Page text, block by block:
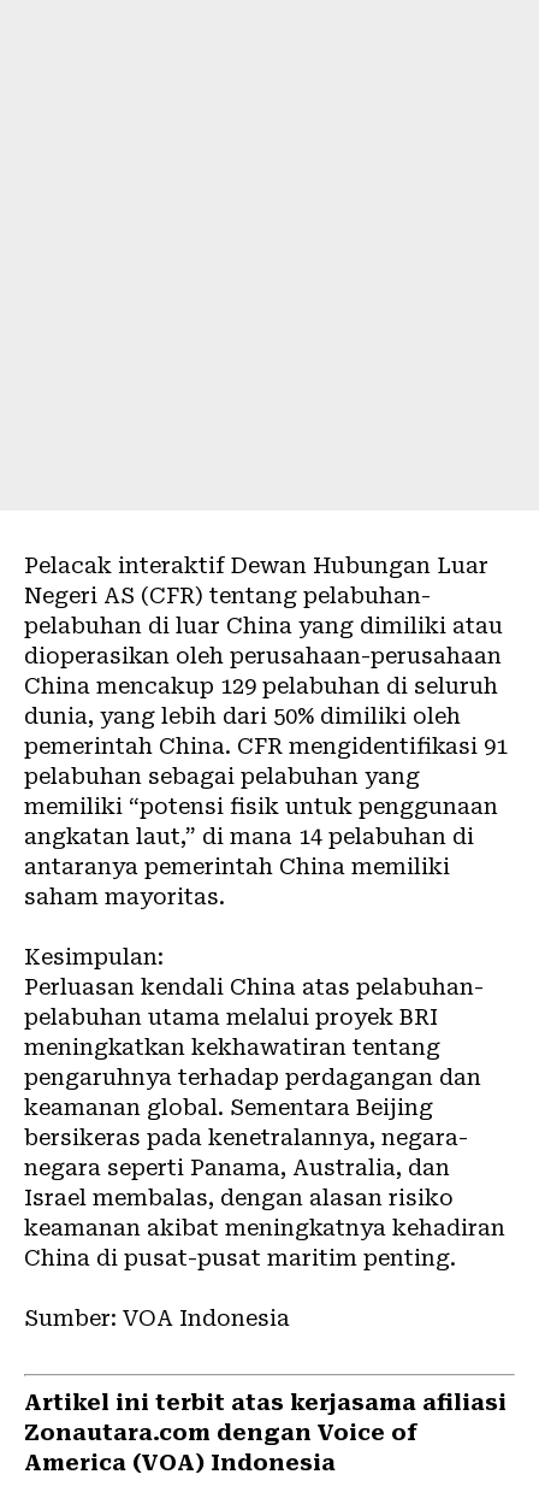
Pelacak interaktif Dewan Hubungan Luar
Negeri AS (CFR) tentang pelabuhan-
pelabuhan di luar China yang dimiliki atau
dioperasikan oleh perusahaan-perusahaan
China mencakup 129 pelabuhan di seluruh
dunia, yang lebih dari 50% dimiliki oleh
pemerintah China. CFR mengidentifikasi 91
pelabuhan sebagai pelabuhan yang
memiliki “potensi fisik untuk penggunaan
angkatan laut,” di mana 14 pelabuhan di
antaranya pemerintah China memiliki
saham mayoritas.
Kesimpulan:
Perluasan kendali China atas pelabuhan-
pelabuhan utama melalui proyek BRI
meningkatkan kekhawatiran tentang
pengaruhnya terhadap perdagangan dan
keamanan global. Sementara Beijing
bersikeras pada kenetralannya, negara-
negara seperti Panama, Australia, dan
Israel membalas, dengan alasan risiko
keamanan akibat meningkatnya kehadiran
China di pusat-pusat maritim penting.
Sumber: VOA Indonesia
Artikel ini terbit atas kerjasama afiliasi
Zonautara.com dengan Voice of
America (VOA) Indonesia